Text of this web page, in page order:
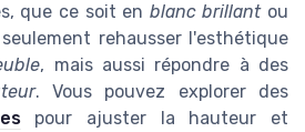
que ce soit en blanc brillantou
rehausser l'esthétique
, mais aussi répondre à des
. Vous pouvez explorer des
pour ajuster la hauteur et